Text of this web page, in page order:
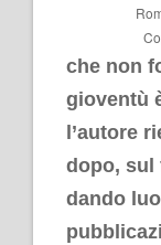
che non
gioventù
l’autore
dopo, sul
dando